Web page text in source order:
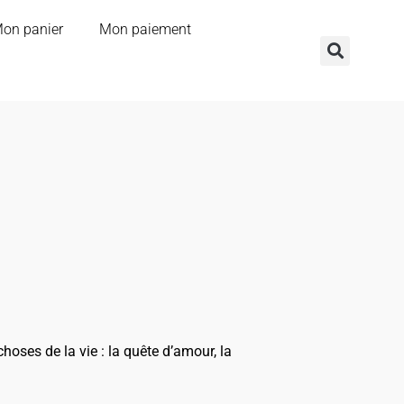
panier Mon paiement
de la vie : la quête d’amour, la